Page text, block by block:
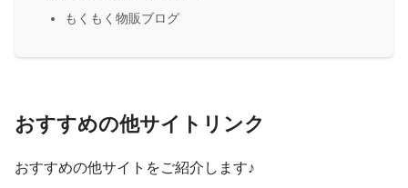
もくもく物販ブログ
おすすめの他サイトリンク
おすすめの他サイトをご紹介します♪